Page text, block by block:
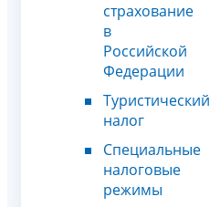
страхование
в
Российской
Федерации
Туристический
налог
Специальные
налоговые
режимы